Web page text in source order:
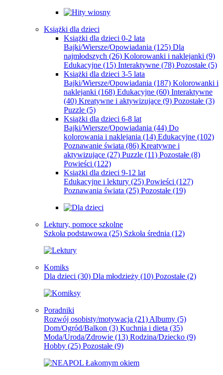
Książki dla dzieci
Książki dla dzieci 0-2 lata
Bajki/Wiersze/Opowiadania (125) Dla
najmłodszych (26) Kolorowanki i naklejanki (9)
Edukacyjne (15) Interaktywne (78) Pozostałe (5)
Książki dla dzieci 3-5 lata
Bajki/Wiersze/Opowiadania (187) Kolorowanki i
naklejanki (168) Edukacyjne (60) Interaktywne
(40) Kreatywne i aktywizujące (9) Pozostałe (3)
Puzzle (5)
Książki dla dzieci 6-8 lat
Bajki/Wiersze/Opowiadania (44) Do
kolorowania i naklejania (14) Edukacyjne (102)
Poznawanie świata (86) Kreatywne i
aktywizujące (27) Puzzle (11) Pozostałe (8)
Powieści (122)
Książki dla dzieci 9-12 lat
Edukacyjne i lektury (25) Powieści (127)
Poznawania świata (25) Pozostałe (19)
Lektury, pomoce szkolne
Szkoła podstawowa (25) Szkoła średnia (12)
Komiks
Dla dzieci (30) Dla młodzieży (10) Pozostałe (2)
Poradniki
Rozwój osobisty/motywacja (21) Albumy (5)
Dom/Ogród/Balkon (3) Kuchnia i dieta (35)
Moda/Uroda/Zdrowie (13) Rodzina/Dziecko (9)
Hobby (25) Pozostałe (9)